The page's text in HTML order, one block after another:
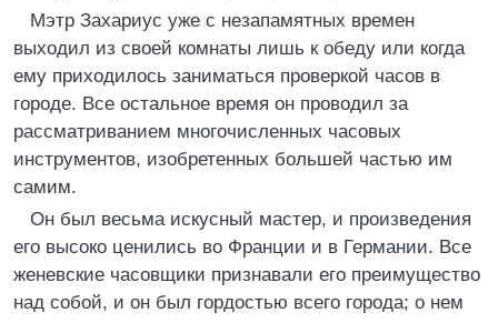
Мэтр Захариус уже с незапамятных времен
выходил из своей комнаты лишь к обеду или когда
ему приходилось заниматься проверкой часов в
городе. Все остальное время он проводил за
рассматриванием многочисленных часовых
инструментов, изобретенных большей частью им
самим.
Он был весьма искусный мастер, и произведения
его высоко ценились во Франции и в Германии. Все
женевские часовщики признавали его преимущество
над собой, и он был гордостью всего города; о нем